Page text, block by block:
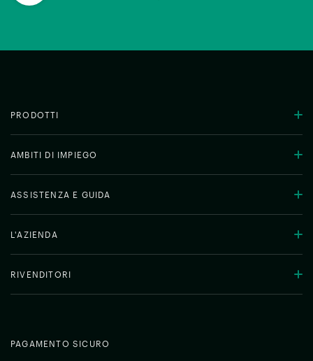
PRODOTTI
AMBITI DI IMPIEGO
ASSISTENZA E GUIDA
L'AZIENDA
RIVENDITORI
PAGAMENTO SICURO